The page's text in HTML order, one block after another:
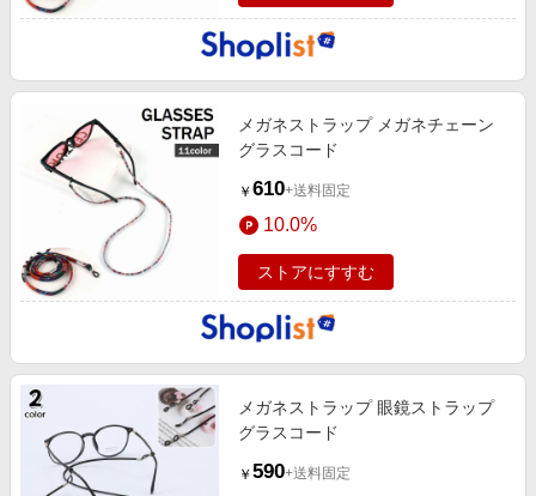
メガネストラップ メガネチェーン
グラスコード
￥ 610+送料固定
10.0%
ストアにすすむ
メガネストラップ 眼鏡ストラップ
グラスコード
￥ 590+送料固定